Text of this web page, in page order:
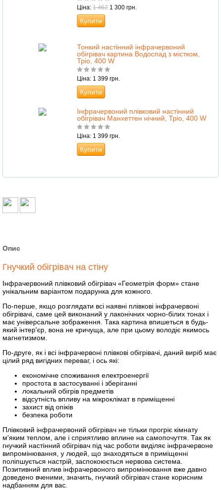
Ціна: 1 462 1 300 грн.
Купити
Тонкий настінний інфрачервоний
обігрівач картина Водоспад з містком,
Тріо, 400 W
Ціна: 1 399 грн.
Купити
Інфрачервоний плівковий настінний
обігрівач Манхеттен нічний, Тріо, 400 W
Ціна: 1 399 грн.
Купити
Опис
Гнучкий обігрівач на стіну
Інфрачервоний плівковий обігрівач «Геометрія форм» стане
унікальним варіантом подарунка для кожного.
По-перше, якщо розглядати всі наявні плівкові інфрачервоні
обігрівачі, саме цей виконаний у лаконічних чорно-білих тонах і
має універсальне зображення. Така картина впишеться в будь-
який інтер'єр, вона не кричуща, але при цьому володіє якимось
магнетизмом.
По-друге, як і всі інфрачервоні плівкові обігрівачі, даний виріб має
цілий ряд вигідних переваг, і ось які:
економічне споживання електроенергії
простота в застосуванні і зберіганні
локальний обігрів предметів
відсутність впливу на мікроклімат в приміщенні
захист від опіків
безпека роботи
Плівковий інфрачервоний обігрівач не тільки прогріє кімнату
м'яким теплом, але і сприятливо вплине на самопочуття. Так як
гнучкий настінний обігрівач під час роботи виділяє інфрачервоне
випромінювання, у людей, що знаходяться в приміщенні
поліпшується настрій, заспокоюється нервова система.
Позитивний вплив інфрачервоного випромінювання вже давно
доведено вченими, значить, гнучкий обігрівач стане корисним
надбанням для вас.